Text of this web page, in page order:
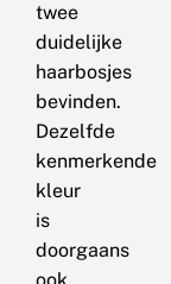
twee
duidelijke
haarbosjes
bevinden.
Dezelfde
kenmerkende
kleur
is
doorgaans